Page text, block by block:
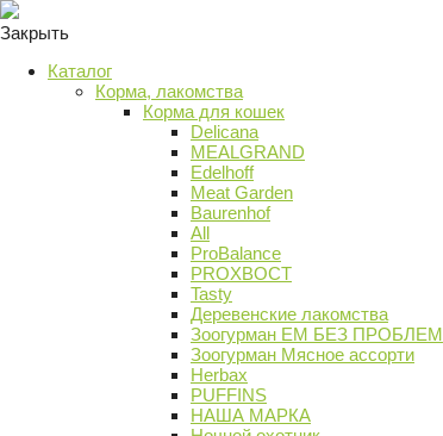
Закрыть
Каталог
Корма, лакомства
Корма для кошек
Delicana
MEALGRAND
Edelhoff
Meat Garden
Baurenhof
All
ProBalance
PROХВОСТ
Tasty
Деревенские лакомства
Зоогурман ЕМ БЕЗ ПРОБЛЕМ
Зоогурман Мясное ассорти
Herbax
PUFFINS
НАША МАРКА